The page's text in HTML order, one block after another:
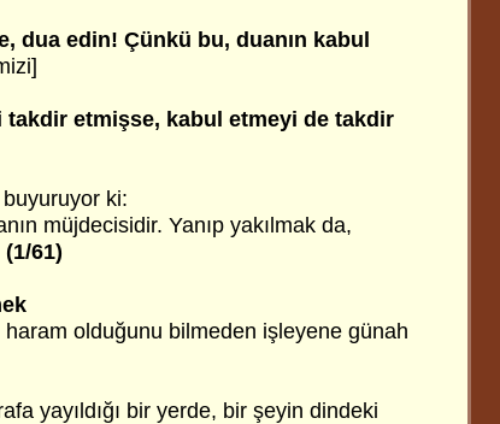
dua edin! Çünkü bu, duanın kabul
takdir etmişse, kabul etmeyi de takdir
ki:
müjdecisidir. Yanıp yakılmak da,
(1/61)
olduğunu bilmeden işleyene günah
yayıldığı bir yerde, bir şeyin dindeki